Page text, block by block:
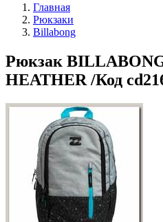
Главная
Рюкзаки
Billabong
Рюкзак
HEATHER /Код